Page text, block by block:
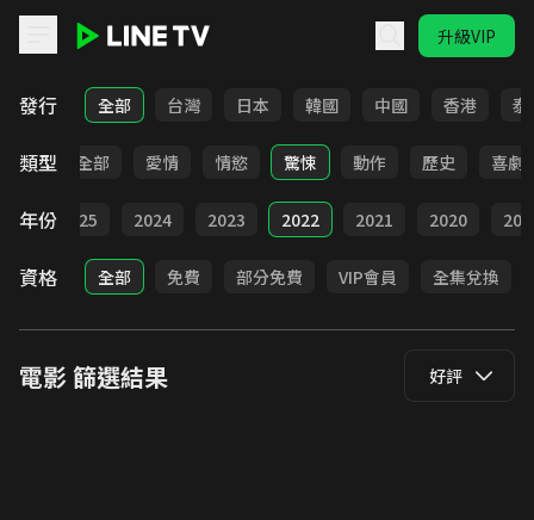
升級VIP
LINE TV - 電影
發行 全部 台灣 日本 韓國 中國 香港 泰
類型 全部 愛情 情慾 驚悚 動作 歷史 喜劇
年份 2025 2024 2023 2022 2021 2020
資格 全部 免費 部分免費 VIP會員 全集兌換
電影篩選結果 好評